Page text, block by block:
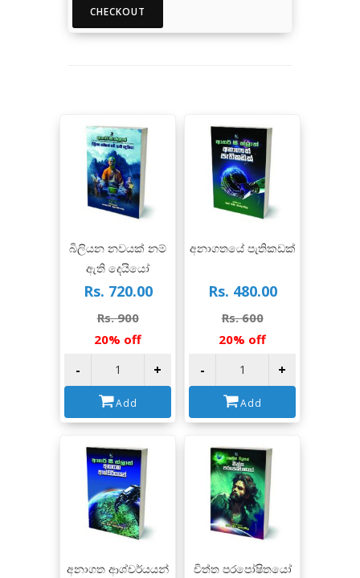
CHECKOUT
බිලියන නවයක් නම්
ඇති දෙයියෝ
Rs. 720.00
Rs. 900
20% off
- +
Add
අනාගතයේ පැතිකඩක්
Rs. 480.00
Rs. 600
20% off
- +
Add
අනාගත ආශ්චර්යයන් චිත්ත පරපෝෂිතයෝ